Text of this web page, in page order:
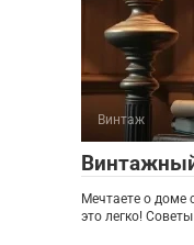
Винтаж
Мечтаете о доме
это легко!